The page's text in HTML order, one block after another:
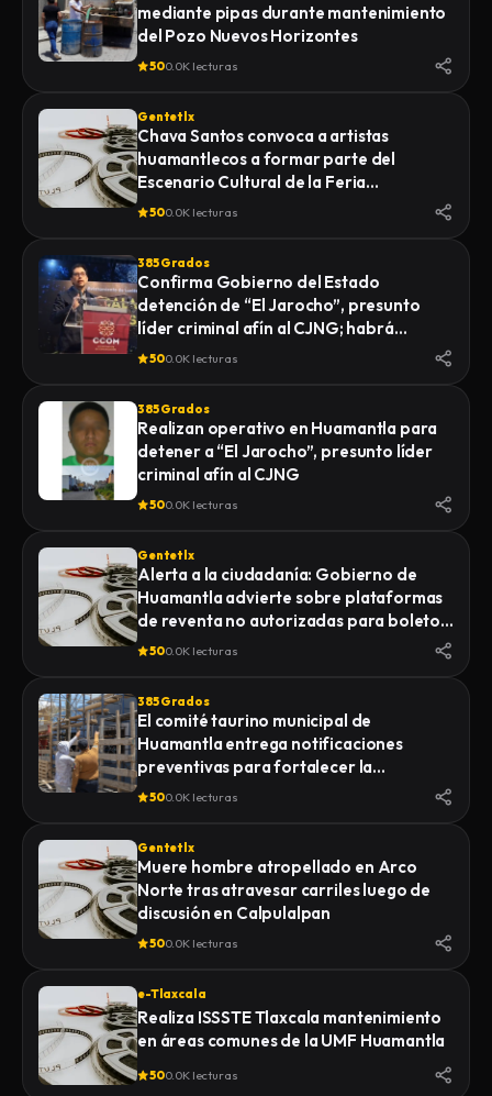
mediante pipas durante mantenimiento
del Pozo Nuevos Horizontes
500.0K lecturas
Gentetlx
Chava Santos convoca a artistas
huamantlecos a formar parte del
Escenario Cultural de la Feria
Internacional del Arte Efímero y la Dalia
500.0K lecturas
385 Grados
Confirma Gobierno del Estado
detención de “El Jarocho”, presunto
líder criminal afín al CJNG; habrá
vigilancia 48 horas en Huamantla
500.0K lecturas
385 Grados
Realizan operativo en Huamantla para
detener a “El Jarocho”, presunto líder
criminal afín al CJNG
500.0K lecturas
Gentetlx
Alerta a la ciudadanía: Gobierno de
Huamantla advierte sobre plataformas
de reventa no autorizadas para boletos
de la Feria 2026
500.0K lecturas
385 Grados
El comité taurino municipal de
Huamantla entrega notificaciones
preventivas para fortalecer la
seguridad de la Huamantlada 2026
500.0K lecturas
Gentetlx
Muere hombre atropellado en Arco
Norte tras atravesar carriles luego de
discusión en Calpulalpan
500.0K lecturas
e-Tlaxcala
Realiza ISSSTE Tlaxcala mantenimiento
en áreas comunes de la UMF Huamantla
500.0K lecturas